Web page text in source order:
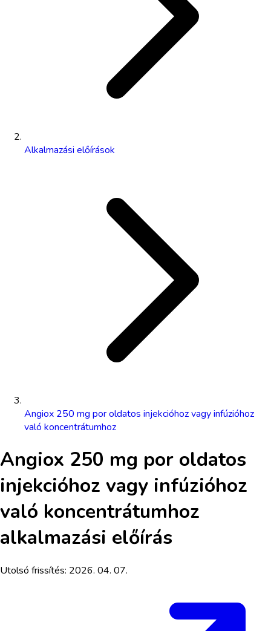
Alkalmazási előírások
Angiox 250 mg por oldatos injekcióhoz vagy infúzióhoz
való koncentrátumhoz
Angiox 250 mg por oldatos
injekcióhoz vagy infúzióhoz
való koncentrátumhoz
alkalmazási előírás
Utolsó frissítés: 2026. 04. 07.